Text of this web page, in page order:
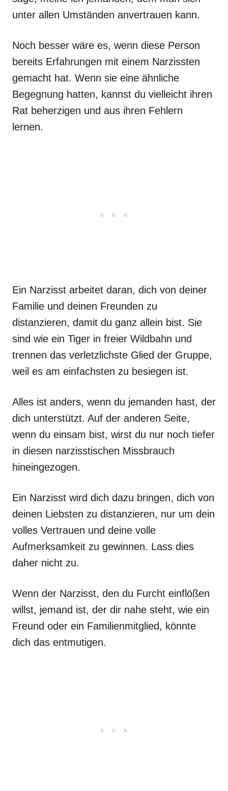
unter allen Umständen anvertrauen kann.
Noch besser wäre es, wenn diese Person
bereits Erfahrungen mit einem Narzissten
gemacht hat. Wenn sie eine ähnliche
Begegnung hatten, kannst du vielleicht ihren
Rat beherzigen und aus ihren Fehlern
lernen.
Ein Narzisst arbeitet daran, dich von deiner
Familie und deinen Freunden zu
distanzieren, damit du ganz allein bist. Sie
sind wie ein Tiger in freier Wildbahn und
trennen das verletzlichste Glied der Gruppe,
weil es am einfachsten zu besiegen ist.
Alles ist anders, wenn du jemanden hast, der
dich unterstützt. Auf der anderen Seite,
wenn du einsam bist, wirst du nur noch tiefer
in diesen narzisstischen Missbrauch
hineingezogen.
Ein Narzisst wird dich dazu bringen, dich von
deinen Liebsten zu distanzieren, nur um dein
volles Vertrauen und deine volle
Aufmerksamkeit zu gewinnen. Lass dies
daher nicht zu.
Wenn der Narzisst, den du Furcht einflößen
willst, jemand ist, der dir nahe steht, wie ein
Freund oder ein Familienmitglied, könnte
dich das entmutigen.